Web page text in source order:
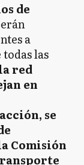
de
a
las
red
en
se
Comisión